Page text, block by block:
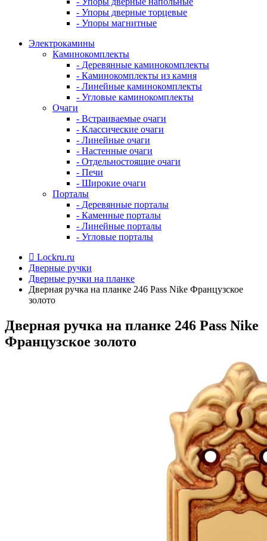
- Упоры дверные торцевые
- Упоры магнитные
Электрокамины
Каминокомплекты
- Деревянные каминокомплекты
- Каминокомплекты из камня
- Линейные каминокомплекты
- Угловые каминокомплекты
Очаги
- Встраиваемые очаги
- Классические очаги
- Линейные очаги
- Настенные очаги
- Отдельностоящие очаги
- Печи
- Широкие очаги
Порталы
- Деревянные порталы
- Каменные порталы
- Линейные порталы
- Угловые порталы
Lockru.ru
Дверные ручки
Дверные ручки на планке
Дверная ручка на планке 246 Pass Nike Французское
золото
Дверная ручка на планке 246 Pass Nike
Французское золото